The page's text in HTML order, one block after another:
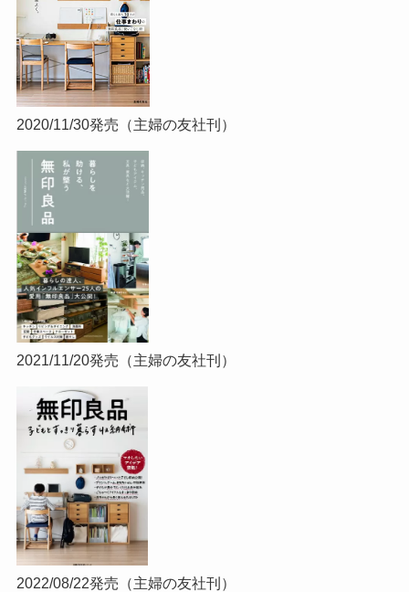
2020/11/30発売（主婦の友社刊）
2021/11/20発売（主婦の友社刊）
2022/08/22発売（主婦の友社刊）